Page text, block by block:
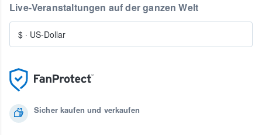
Sicher kaufen und verkaufen
Live-Veranstaltungen auf der ganzen Welt
$ · US-Dollar